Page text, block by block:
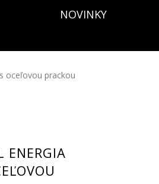
NOVINKY
oceľovou prackou
ENERGIA